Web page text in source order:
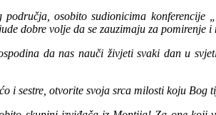
osobito sudionicima
dobre volje da se zauzimaju za pomirenje
da nas nauči živjeti svaki dan u
i sestre, otvorite svoja srca milosti koju